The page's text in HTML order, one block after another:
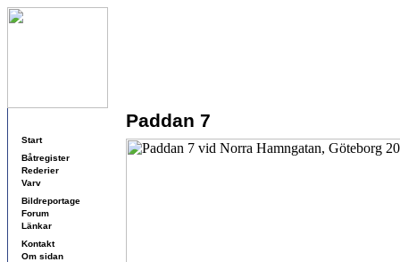
Start
Båtregister
Rederier
Varv
Bildreportage
Forum
Länkar
Kontakt
Om sidan
Paddan 7